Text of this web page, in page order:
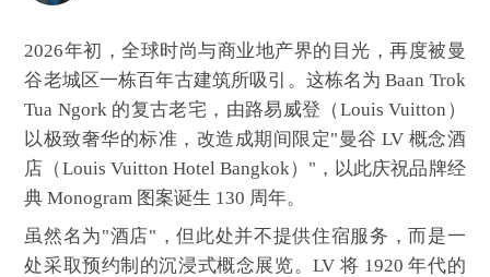
2026年初，全球时尚与商业地产界的目光，再度被曼
谷老城区一栋百年古建筑所吸引。这栋名为 Baan Trok
Tua Ngork 的复古老宅，由路易威登（Louis Vuitton）
以极致奢华的标准，改造成期间限定"曼谷 LV 概念酒
店（Louis Vuitton Hotel Bangkok）"，以此庆祝品牌经
典 Monogram 图案诞生 130 周年。
虽然名为"酒店"，但此处并不提供住宿服务，而是一
处采取预约制的沉浸式概念展览。LV 将 1920 年代的